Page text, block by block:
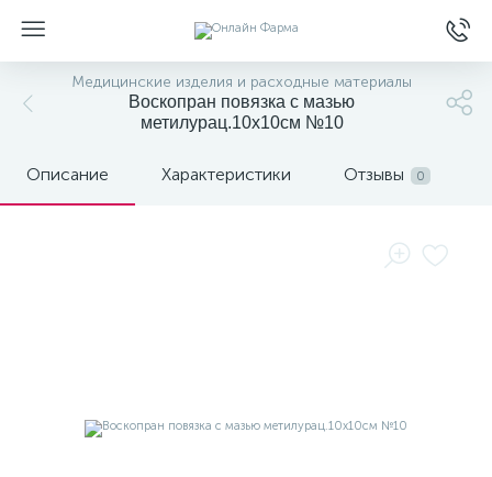
Медицинские изделия и расходные материалы
Воскопран повязка с мазью
метилурац.10х10см №10
Описание Характеристики Отзывы 0